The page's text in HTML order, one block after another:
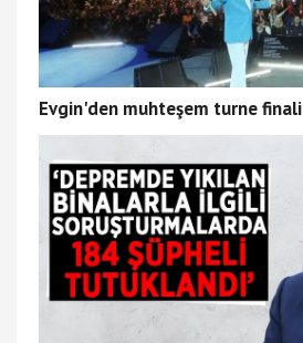
Evgin'den muhteşem turne finali